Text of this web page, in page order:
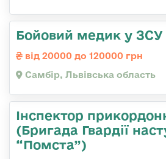
Бойовий медик у ЗСУ
від 20000 до 120000 грн
Самбір, Львівська область
Інспектор
(Бригада Гвардії
“Помста”)